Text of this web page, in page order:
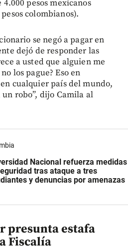
pesos mexicanos
colombianos).
se negó a pagar en
dejó de responder las
a usted que alguien me
los pague? Eso en
cualquier país del mundo,
robo”, dijo Camila al
Nacional refuerza medidas
tras ataque a tres
y denuncias por amenazas
presunta estafa
Fiscalía